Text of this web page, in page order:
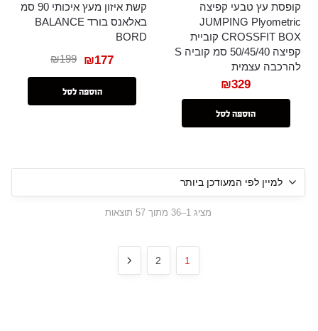
קופסת עץ טבעי קפיצה
JUMPING Plyometric
CROSSFIT BOX קוביית
קפיצה 50/45/40 סמ קוביה S
להרכבה עצמית
₪329
הוספה לסל
קשת איזון מעץ איכותי 90 סמ
באלאנס בורד BALANCE
BORD
₪199 ₪177
הוספה לסל
מציג 1–36 מתוך 57 תוצאות
1
2